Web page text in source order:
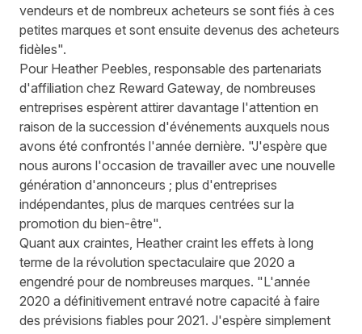
vendeurs et de nombreux acheteurs se sont fiés à ces
petites marques et sont ensuite devenus des acheteurs
fidèles".
Pour Heather Peebles, responsable des partenariats
d'affiliation chez Reward Gateway, de nombreuses
entreprises espèrent attirer davantage l'attention en
raison de la succession d'événements auxquels nous
avons été confrontés l'année dernière. "J'espère que
nous aurons l'occasion de travailler avec une nouvelle
génération d'annonceurs ; plus d'entreprises
indépendantes, plus de marques centrées sur la
promotion du bien-être".
Quant aux craintes, Heather craint les effets à long
terme de la révolution spectaculaire que 2020 a
engendré pour de nombreuses marques. "L'année
2020 a définitivement entravé notre capacité à faire
des prévisions fiables pour 2021. J'espère simplement